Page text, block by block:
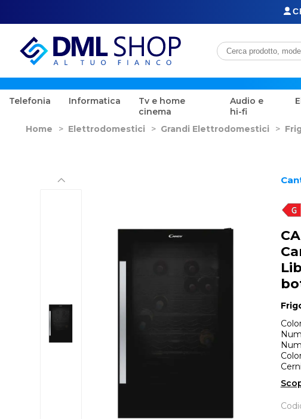
Telefonia Informatica
Tv e home
cinema
Audio e
hi-fi
Home > Elettrodomestici > Grandi Elettrodomestici >